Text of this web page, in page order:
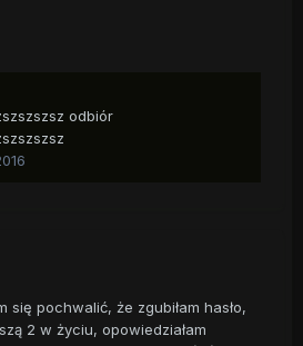
odbiór
się pochwalić, że zgubiłam hasło,
2 w życiu, opowiedziałam